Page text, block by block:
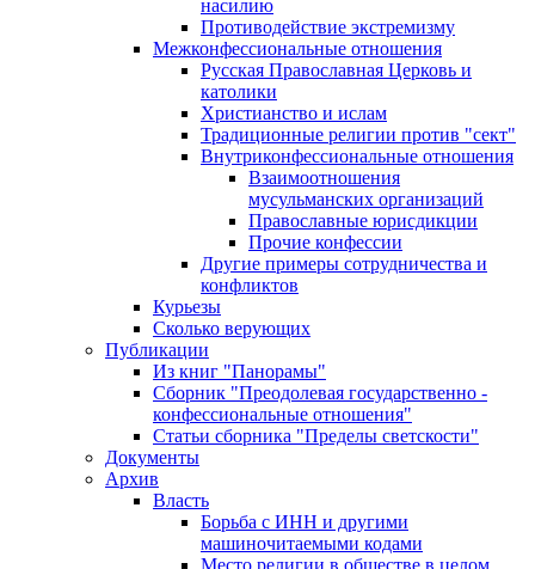
насилию
Противодействие экстремизму
Межконфессиональные отношения
Русская Православная Церковь и
католики
Христианство и ислам
Традиционные религии против "сект"
Внутриконфессиональные отношения
Взаимоотношения
мусульманских организаций
Православные юрисдикции
Прочие конфессии
Другие примеры сотрудничества и
конфликтов
Курьезы
Сколько верующих
Публикации
Из книг "Панорамы"
Сборник "Преодолевая государственно -
конфессиональные отношения"
Статьи сборника "Пределы светскости"
Документы
Архив
Власть
Борьба с ИНН и другими
машиночитаемыми кодами
Место религии в обществе в целом